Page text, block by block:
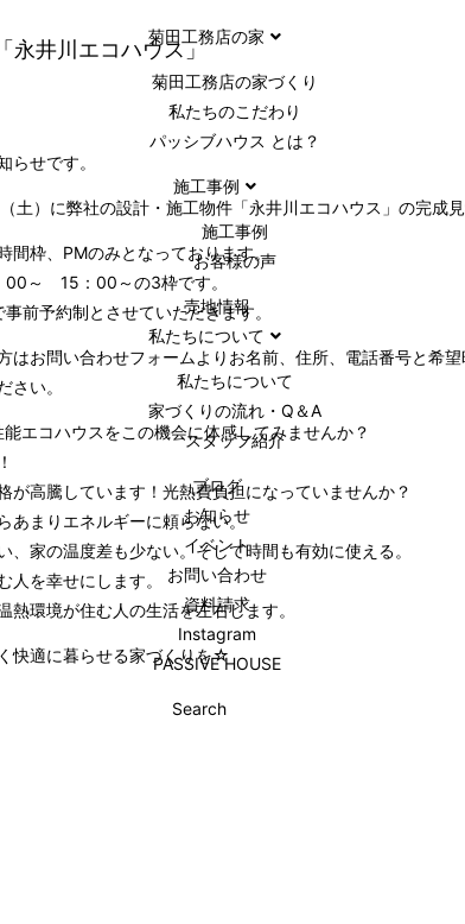
菊田工務店の家
菊田工務店の家づくり​
私たちのこだわり
パッシブハウス とは？
施工事例
施⼯事例
お客様の声
売地情報
私たちについて
私たちについて
家づくりの流れ・Q＆A
スタッフ紹介
ブログ
お知らせ
イベント
お問い合わせ
資料請求
Instagram
PASSIVE HOUSE
Search
永井川エコハウス」
らせです。
土）に弊社の設計・施工物件「永井川エコハウス」の完成見
間枠、PMのみとなっております。
～ 15：00～の3枠です。
前予約制とさせていただきます。
はお問い合わせフォームよりお名前、住所、電話番号と希
さい。
エコハウスをこの機会に体感してみませんか？
が高騰しています！光熱費負担になっていませんか？
あまりエネルギーに頼らない。
、家の温度差も少ない。そして時間も有効に使える。
人を幸せにします。
熱環境が住む人の生活を左右します。
快適に暮らせる家づくりを☆